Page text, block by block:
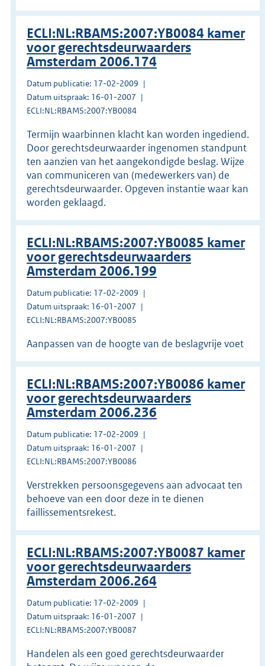
ECLI:NL:RBAMS:2007:YB0084 kamer
voor gerechtsdeurwaarders
Amsterdam 2006.174
Datum publicatie: 17-02-2009
Datum uitspraak: 16-01-2007
ECLI:NL:RBAMS:2007:YB0084
Termijn waarbinnen klacht kan worden ingediend.
Door gerechtsdeurwaarder ingenomen standpunt
ten aanzien van het aangekondigde beslag. Wijze
van communiceren van (medewerkers van) de
gerechtsdeurwaarder. Opgeven instantie waar kan
worden geklaagd.
ECLI:NL:RBAMS:2007:YB0085 kamer
voor gerechtsdeurwaarders
Amsterdam 2006.199
Datum publicatie: 17-02-2009
Datum uitspraak: 16-01-2007
ECLI:NL:RBAMS:2007:YB0085
Aanpassen van de hoogte van de beslagvrije voet
ECLI:NL:RBAMS:2007:YB0086 kamer
voor gerechtsdeurwaarders
Amsterdam 2006.236
Datum publicatie: 17-02-2009
Datum uitspraak: 16-01-2007
ECLI:NL:RBAMS:2007:YB0086
Verstrekken persoonsgegevens aan advocaat ten
behoeve van een door deze in te dienen
faillissementsrekest.
ECLI:NL:RBAMS:2007:YB0087 kamer
voor gerechtsdeurwaarders
Amsterdam 2006.264
Datum publicatie: 17-02-2009
Datum uitspraak: 16-01-2007
ECLI:NL:RBAMS:2007:YB0087
Handelen als een goed gerechtsdeurwaarder